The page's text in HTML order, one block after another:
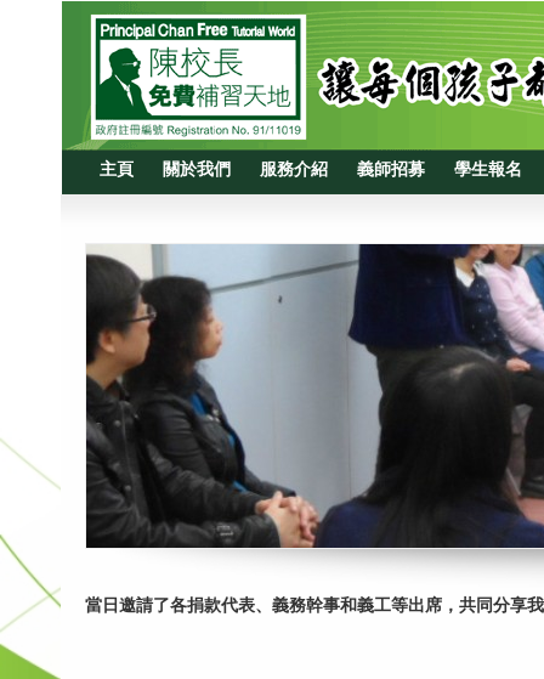
主頁 關於我們 服務介紹 義師招募 學生報名
當日邀請了各捐款代表、義務幹事和義工等出席，共同分享